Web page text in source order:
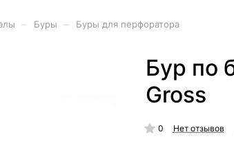
Буры Буры для перфоратора
Бур по
Gross
0 Нет отзывов